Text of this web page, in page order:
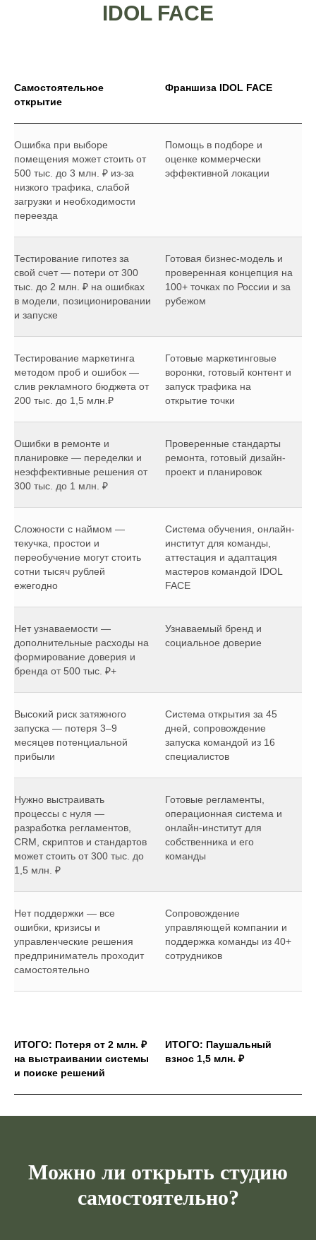
IDOL FACE
Самостоятельное
открытие
Франшиза IDOL FACE
Ошибка при выборе
помещения может стоить от
500 тыс. до 3 млн. ₽ из-за
низкого трафика, слабой
загрузки и необходимости
переезда
Помощь в подборе и
оценке коммерчески
эффективной локации
Тестирование гипотез за
свой счет — потери от 300
тыс. до 2 млн. ₽ на ошибках
в модели, позиционировании
и запуске
Готовая бизнес-модель и
проверенная концепция на
100+ точках по России и за
рубежом
Тестирование маркетинга
методом проб и ошибок —
слив рекламного бюджета от
200 тыс. до 1,5 млн.₽
Готовые маркетинговые
воронки, готовый контент и
запуск трафика на
открытие точки
Ошибки в ремонте и
планировке — переделки и
неэффективные решения от
300 тыс. до 1 млн. ₽
Проверенные стандарты
ремонта, готовый дизайн-
проект и планировок
Сложности с наймом —
текучка, простои и
переобучение могут стоить
сотни тысяч рублей
ежегодно
Система обучения, онлайн-
институт для команды,
аттестация и адаптация
мастеров командой IDOL
FACE
Нет узнаваемости —
дополнительные расходы на
формирование доверия и
бренда от 500 тыс. ₽+
Узнаваемый бренд и
социальное доверие
Высокий риск затяжного
запуска — потеря 3–9
месяцев потенциальной
прибыли
Система открытия за 45
дней, сопровождение
запуска командой из 16
специалистов
Нужно выстраивать
процессы с нуля —
разработка регламентов,
CRM, скриптов и стандартов
может стоить от 300 тыс. до
1,5 млн. ₽
Готовые регламенты,
операционная система и
онлайн-институт для
собственника и его
команды
Нет поддержки — все
ошибки, кризисы и
управленческие решения
предприниматель проходит
самостоятельно
Сопровождение
управляющей компании и
поддержка команды из 40+
сотрудников
ИТОГО: Потеря от 2 млн. ₽
на выстраивании системы
и поиске решений
ИТОГО: Паушальный
взнос 1,5 млн. ₽
Можно ли открыть студию
самостоятельно?